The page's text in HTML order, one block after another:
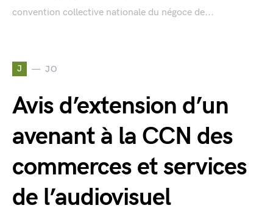
convention collective nationale du négoce de...
J JO
Avis d’extension d’un
avenant à la CCN des
commerces et services
de l’audiovisuel